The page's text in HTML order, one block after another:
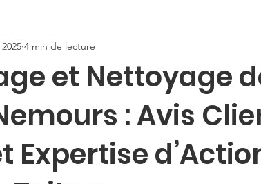
et Nettoyage
: Avis
Expertise
4 min de lecture